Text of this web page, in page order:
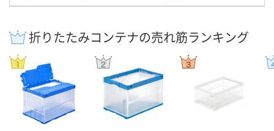
折りたたみコンテナの売れ筋ランキング